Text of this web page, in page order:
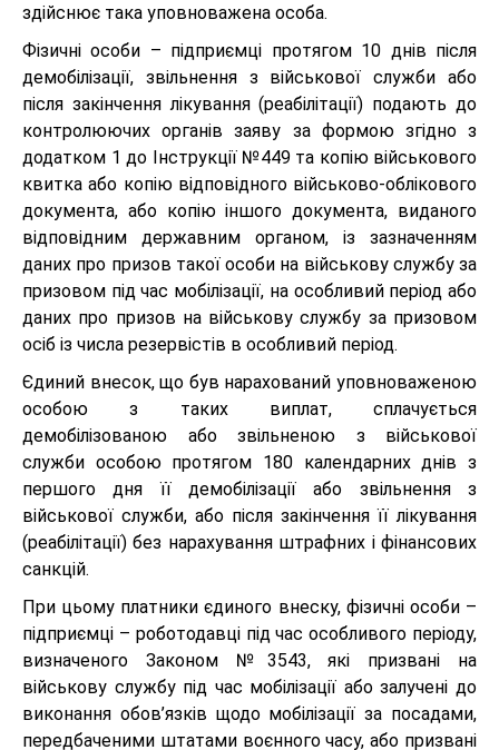
здійснює така уповноважена особа.
Фізичні особи – підприємці протягом 10 днів після
демобілізації, звільнення з військової служби або
після закінчення лікування (реабілітації) подають до
контролюючих органів заяву за формою згідно з
додатком 1 до Інструкції №449 та копію військового
квитка або копію відповідного військово-облікового
документа, або копію іншого документа, виданого
відповідним державним органом, із зазначенням
даних про призов такої особи на військову службу за
призовом під час мобілізації, на особливий період або
даних про призов на військову службу за призовом
осіб із числа резервістів в особливий період.
Єдиний внесок, що був нарахований уповноваженою
особою з таких виплат, сплачується
демобілізованою або звільненою з військової
служби особою протягом 180 календарних днів з
першого дня її демобілізації або звільнення з
військової служби, або після закінчення її лікування
(реабілітації) без нарахування штрафних і фінансових
санкцій.
При цьому платники єдиного внеску, фізичні особи –
підприємці – роботодавці під час особливого періоду,
визначеного Законом №3543, які призвані на
військову службу під час мобілізації або залучені до
виконання обов’язків щодо мобілізації за посадами,
передбаченими штатами воєнного часу, або призвані